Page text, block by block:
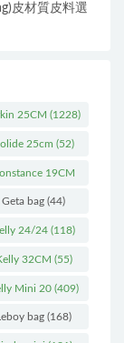
皮材質皮料選
25CM (1228)
25cm (52)
19CM
(571)
Geta bag (44)
24/24 (118)
32CM (55)
Mini 20 (409)
Leboy bag (168)